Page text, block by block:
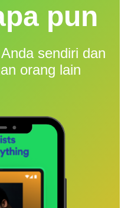
pun
sendiri dan
orang lain